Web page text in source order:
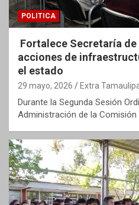
POLITICA
Fortalece Secretaría
acciones de
el estado
29 mayo, 2026 Extra
Durante la Segunda Sesión
Administración de la Comisión